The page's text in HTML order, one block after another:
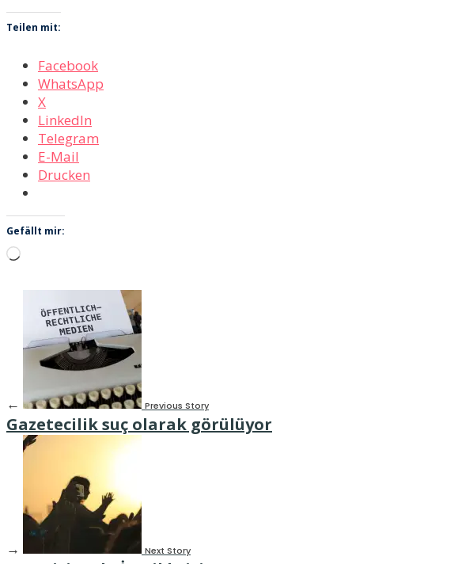
Teilen mit:
Facebook
WhatsApp
X
LinkedIn
Telegram
E-Mail
Drucken
Gefällt mir:
Wird
← Previous Story
Gazetecilik suç olarak görülüyor
→ Next Story